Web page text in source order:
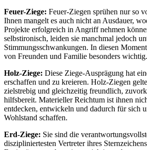
Feuer-Ziege: Feuer-Ziegen sprühen nur so
Ihnen mangelt es auch nicht an Ausdauer,
Projekte erfolgreich in Angriff nehmen
selbstironisch, leiden sie manchmal jedoch
Stimmungsschwankungen. In diesen
von Freunden und Familie besonders wichtig.
Holz-Ziege: Diese Ziege-Ausprägung hat
erschaffen und zu kreieren. Holz-Ziegen
zielstrebig und gleichzeitig freundlich,
hilfsbereit. Materieller Reichtum ist ihnen
entdecken, entwickeln und dadurch für sich
Wohlstand schaffen.
Erd-Ziege: Sie sind die
diszipliniertesten Vertreter ihres